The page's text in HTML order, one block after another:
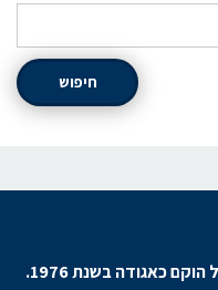
חיפוש
האיגוד הארצי לטייסי נתיבי אויר בישראל הוקם כאגודה בשנת 1976.